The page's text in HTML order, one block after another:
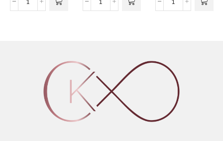
Extreme
Matt
Volumizing